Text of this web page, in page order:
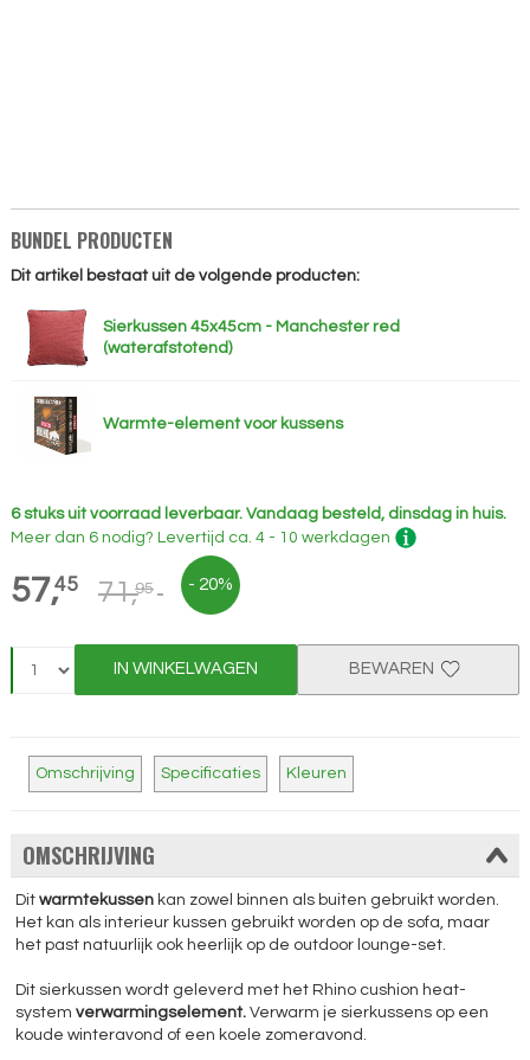
BUNDEL PRODUCTEN
Dit artikel bestaat uit de volgende producten:
Sierkussen 45x45cm - Manchester red
(waterafstotend)
Warmte-element voor kussens
6 stuks uit voorraad leverbaar. Vandaag besteld, dinsdag in huis.
Meer dan 6 nodig? Levertijd ca. 4 - 10 werkdagen
57,45 71,95 - 20%
IN WINKELWAGEN BEWAREN
Omschrijving Specificaties Kleuren
OMSCHRIJVING
Ditwarmtekussen kan zowel binnen als buiten gebruikt worden.
Het kan als interieur kussen gebruikt worden op de sofa, maar
het past natuurlijk ook heerlijk op de outdoor lounge-set.
Dit sierkussen wordt geleverd met het Rhino cushion heat-
systemverwarmingselement. Verwarm je sierkussens op een
koude winteravond of een koele zomeravond.